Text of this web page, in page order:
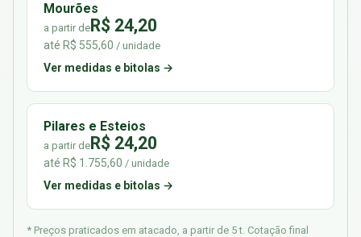
Mourões
a partir deR$ 24,20
até R$ 555,60 / unidade
Ver medidas e bitolas →
Pilares e Esteios
a partir deR$ 24,20
até R$ 1.755,60 / unidade
Ver medidas e bitolas →
* Preços praticados em atacado, a partir de 5 t. Cotação final